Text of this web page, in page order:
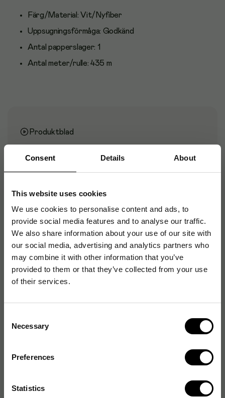
Consent Details About
This website uses cookies
We use cookies to personalise content and ads, to
provide social media features and to analyse our traffic.
We also share information about your use of our site with
our social media, advertising and analytics partners who
may combine it with other information that you’ve
provided to them or that they’ve collected from your use
of their services.
Selection
Necessary
Preferences
Statistics
Färg/Material: Vit/Nyfiber
Uppsugningsförmåga: Godkänd
Antal papperslager: 1
Antal meter/rulle: 435 m
Produktblad
EAN: 7316978102060
Produktspecifikationer
Material Returfiber
Antal papperslager
Uppsugningsförmåga Godkänd
Färg